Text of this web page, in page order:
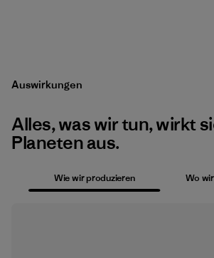
Auswirkungen
Alles, was wir tun, wirkt
Planeten aus.
Wie wir produzieren Wo